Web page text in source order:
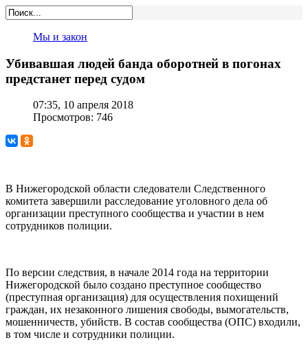
Мы и закон
Убивавшая людей банда оборотней в погонах
предстанет перед судом
07:35, 10 апреля 2018
Просмотров: 746
В Нижегородской области следователи Следственного
комитета завершили расследование уголовного дела об
организации преступного сообщества и участии в нем
сотрудников полиции.
По версии следствия, в начале 2014 года на территории
Нижегородской было создано преступное сообщество
(преступная организация) для осуществления похищений
граждан, их незаконного лишения свободы, вымогательств,
мошенничеств, убийств. В состав сообщества (ОПС) входили,
в том числе и сотрудники полиции.